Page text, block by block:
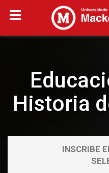
Historia
INSCRIBE